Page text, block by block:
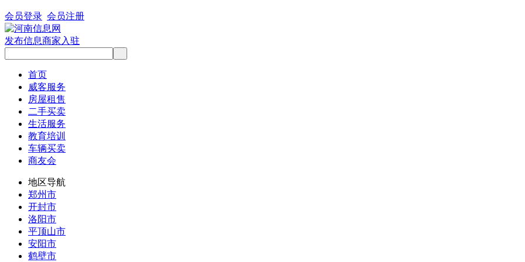
会员登录 会员注册
发布信息商家入驻
首页
威客服务
房屋租售
二手买卖
生活服务
教育培训
车辆买卖
商友会
地区导航
郑州市
开封市
洛阳市
平顶山市
安阳市
鹤壁市